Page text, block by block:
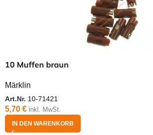
10 Muffen braun
Märklin
Art.Nr. 10-71421
5,70 € inkl. MwSt.
IN DEN WARENKORB